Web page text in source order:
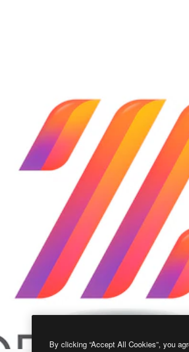
By clicking “Accept All Cookies”, you